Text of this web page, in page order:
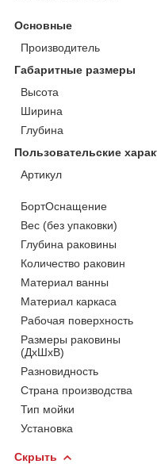
Основные
Производитель
Габаритные размеры
Высота
Ширина
Глубина
Пользовательские
Артикул
БортОснащение
Вес (без упаковки)
Глубина раковины
Количество раковин
Материал ванны
Материал каркаса
Рабочая поверхность
Размеры раковины
(ДхШхВ)
Разновидность
Страна производства
Тип мойки
Установка
Скрыть